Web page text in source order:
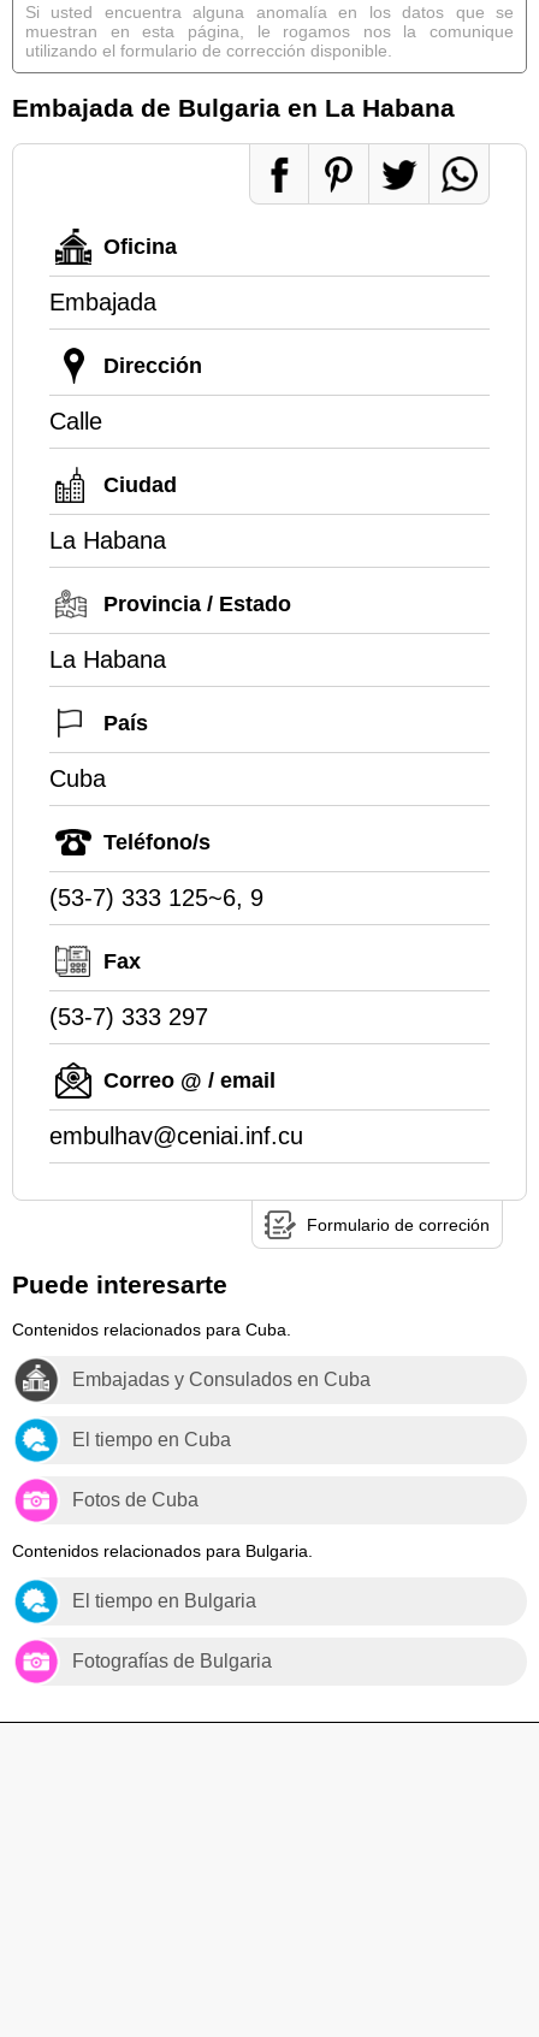
Si usted encuentra alguna anomalía en los datos que se
muestran en esta página, le rogamos nos la comunique
utilizando el formulario de corrección disponible.
Embajada de Bulgaria en La Habana
Oficina
Embajada
Dirección
Calle
Ciudad
La Habana
Provincia / Estado
La Habana
País
Cuba
Teléfono/s
(53-7) 333 125~6, 9
Fax
(53-7) 333 297
Correo @ / email
embulhav@ceniai.inf.cu
Formulario de correción
Puede interesarte
Contenidos relacionados para Cuba.
Embajadas y Consulados en Cuba
El tiempo en Cuba
Fotos de Cuba
Contenidos relacionados para Bulgaria.
El tiempo en Bulgaria
Fotografías de Bulgaria